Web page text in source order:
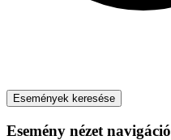
Események keresése
Esemény nézet navigáció